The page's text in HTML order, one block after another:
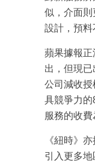
似，介面
設計，預料
蘋果據報
出，但現
公司減收
具競爭力
服務的收費
《紐時》
引入更多